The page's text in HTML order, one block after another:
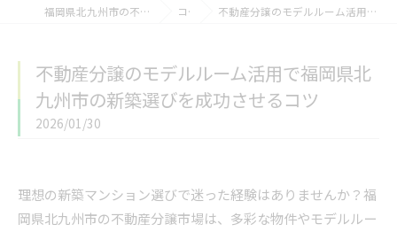
福岡県北九州市の不動産なら株式会社アップウェル コラム 不動産分譲のモデルルーム活用で福岡県北九州市の新築選びを成功させるコツ
不動産分譲のモデルルーム活用で福岡県北
九州市の新築選びを成功させるコツ
2026/01/30
理想の新築マンション選びで迷った経験はありませんか？福
岡県北九州市の不動産分譲市場は、多彩な物件やモデルルー